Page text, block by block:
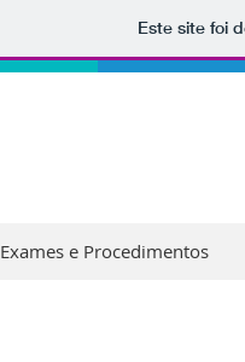
Este site foi
Exames e Procedimentos